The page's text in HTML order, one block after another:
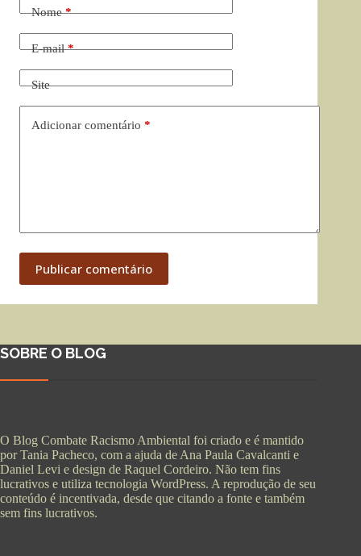
Nome*
E-mail*
Site
Adicionar comentário *
Publicar comentário
SOBRE O BLOG
O Blog Combate Racismo Ambiental foi criado e é mantido
por Tania Pacheco, com a ajuda de Ana Paula Cavalcanti e
Daniel Levi e design de Raquel Cordeiro. Não tem fins
lucrativos e utiliza tecnologia WordPress. A reprodução de seu
conteúdo é incentivada, desde que citando a fonte e também
sem fins lucrativos.